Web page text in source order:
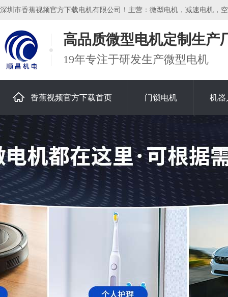
深圳市香蕉视频官方下载电机有限公司！主营：微型电机，减速电机，空
高品质微型电机定制生产
19年专注于研发生产微型电机
香蕉视频官方下载首页 门锁电机 机器
关于香蕉视频官方下载